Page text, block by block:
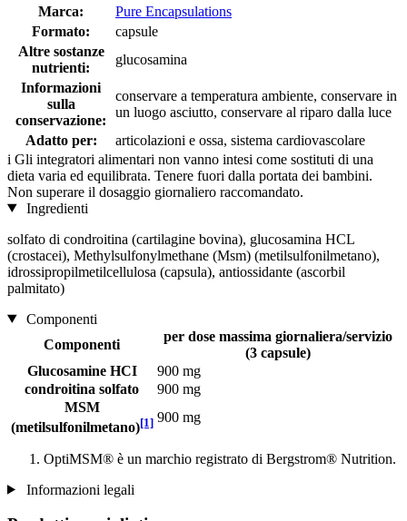
Marca:
Pure Encapsulations
Formato:
capsule
Altre sostanze
nutrienti:
glucosamina
Informazioni
sulla
conservazione:
conservare a temperatura ambiente, conservare in
un luogo asciutto, conservare al riparo dalla luce
Adatto per:
articolazioni e ossa, sistema cardiovascolare
i Gli integratori alimentari non vanno intesi come sostituti di una
dieta varia ed equilibrata. Tenere fuori dalla portata dei bambini.
Non superare il dosaggio giornaliero raccomandato.
Ingredienti
solfato di condroitina (cartilagine bovina), glucosamina HCL
(crostacei), Methylsulfonylmethane (Msm) (metilsulfonilmetano),
idrossipropilmetilcellulosa (capsula), antiossidante (ascorbil
palmitato)
Componenti
Componenti
per dose massima giornaliera/servizio
(3 capsule)
Glucosamine HCI
900 mg
condroitina solfato
900 mg
MSM
(metilsulfonilmetano)[1] 900 mg
OptiMSM® è un marchio registrato di Bergstrom® Nutrition.
Informazioni legali